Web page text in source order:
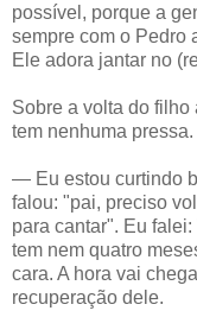
possível, porque a
sempre com o Pedro
Ele adora jantar no
Sobre a volta do
tem nenhuma pressa.
— Eu estou curtindo
falou: "pai, preciso
para cantar". Eu
tem nem quatro
cara. A hora vai
recuperação dele.